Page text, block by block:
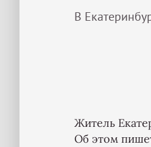
В
Житель
Об этом